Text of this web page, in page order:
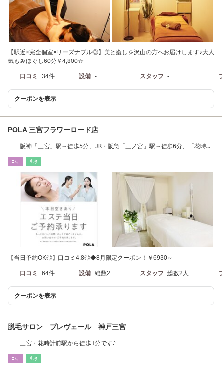
【駅近×完全個室×リーズナブル◎】美と癒しを沢山の方へお届けします♪大人
気もみほぐし60分￥4,800☆
口コミ 34件 設備 - スタッフ -
クーポンを表示
POLA 三宮フラワーロード店
阪神「三宮」駅～徒歩5分、JR・阪急「三ノ宮」駅～徒歩6分、「花時計
ｴｽﾃ ﾘﾗｸ
【当日予約OK◎】口コミ4.8◎◆8月限定クーポン！￥6930～
口コミ 64件 設備 総数2 スタッフ 総数2人
クーポンを表示
脱毛サロン プレヴェール 神戸三宮
三宮・花時計前駅から徒歩1分です♪
ｴｽﾃ ﾘﾗｸ